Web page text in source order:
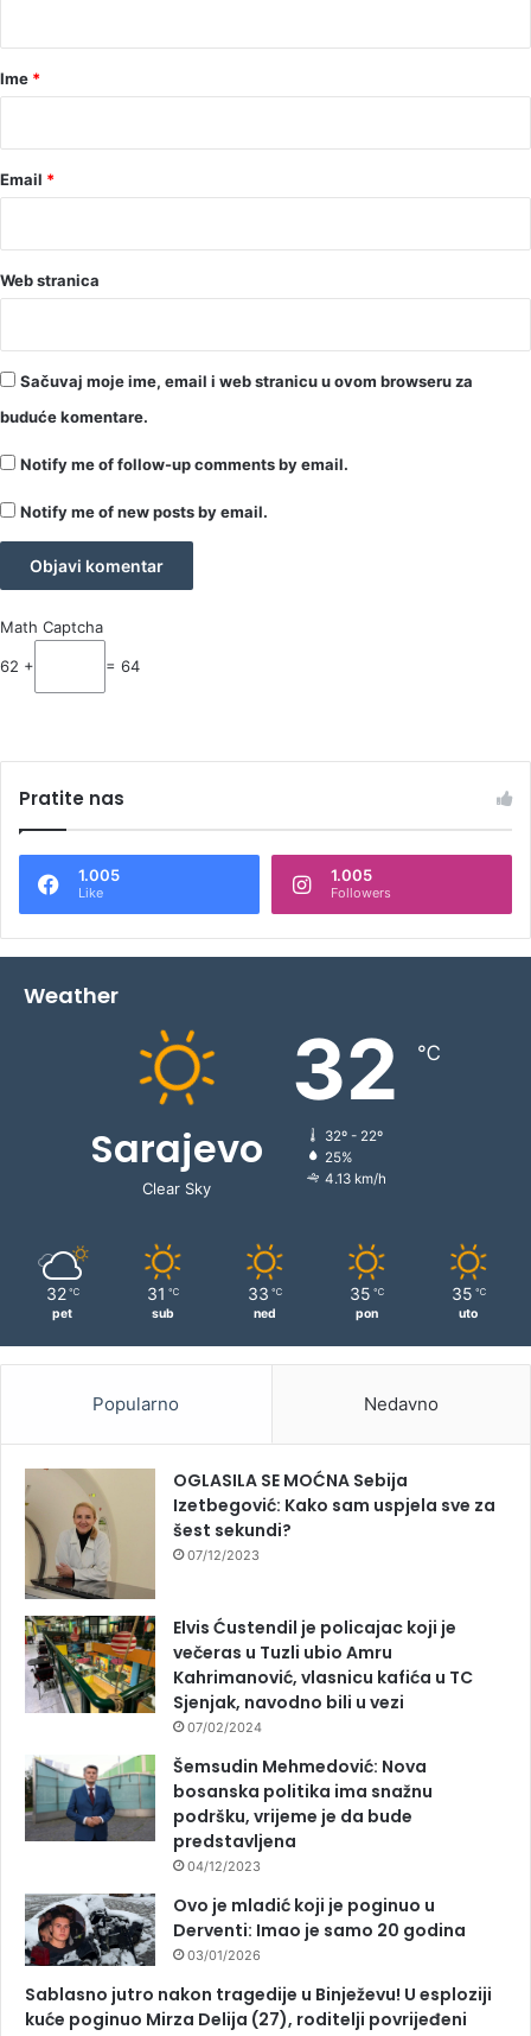
rIme *
Email *
Web stranica
Sačuvaj moje ime, email i web stranicu u ovom browseru za
buduće komentare.
Notify me of follow-up comments by email.
Notify me of new posts by email.
Math Captcha
62 + = 64
Pratite nas
1.005
Like
1.005
Followers
Weather
Sarajevo
Clear Sky
32 ℃
32º - 22º
25%
4.13 km/h
32 ℃
pet
31 ℃
sub
33 ℃
ned
35 ℃
pon
35 ℃
uto
Popularno Nedavno
OGLASILA SE MOĆNA Sebija
Izetbegović: Kako sam uspjela sve za
šest sekundi?
07/12/2023
Elvis Ćustendil je policajac koji je
večeras u Tuzli ubio Amru
Kahrimanović, vlasnicu kafića u TC
Sjenjak, navodno bili u vezi
07/02/2024
Šemsudin Mehmedović: Nova
bosanska politika ima snažnu
podršku, vrijeme je da bude
predstavljena
04/12/2023
Ovo je mladić koji je poginuo u
Derventi: Imao je samo 20 godina
03/01/2026
Sablasno jutro nakon tragedije u Binježevu! U esploziji
kuće poginuo Mirza Delija (27), roditelji povrijeđeni